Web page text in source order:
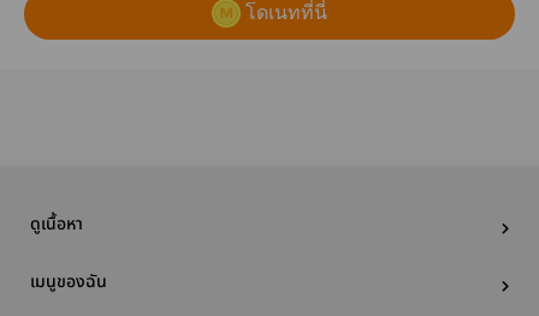
โดเนทที่นี่
ดูเนื้อหา
เมนูของฉัน